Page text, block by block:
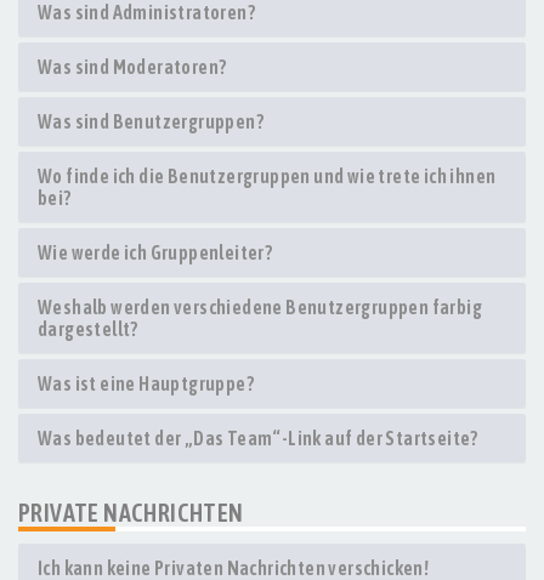
Was sind Administratoren?
Was sind Moderatoren?
Was sind Benutzergruppen?
Wo finde ich die Benutzergruppen und wie trete ich ihnen
bei?
Wie werde ich Gruppenleiter?
Weshalb werden verschiedene Benutzergruppen farbig
dargestellt?
Was ist eine Hauptgruppe?
Was bedeutet der „Das Team“-Link auf der Startseite?
PRIVATE NACHRICHTEN
Ich kann keine Privaten Nachrichten verschicken!